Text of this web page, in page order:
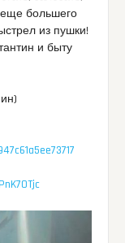
еще большего
из пушки!
и быту